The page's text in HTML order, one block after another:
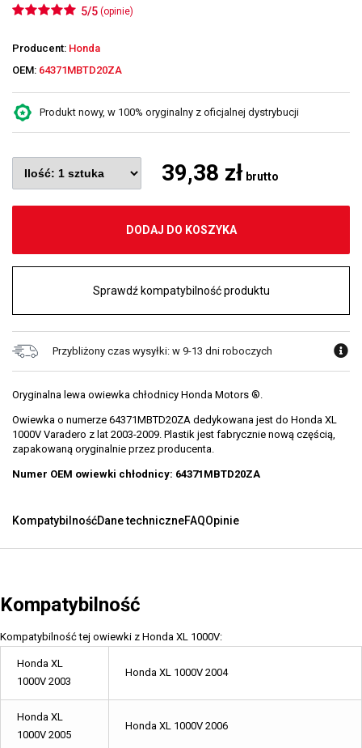
5/5 (opinie)
Producent: Honda
OEM: 64371MBTD20ZA
Produkt nowy, w 100% oryginalny z oficjalnej dystrybucji
39,38 zł brutto
DODAJ DO KOSZYKA
Sprawdź kompatybilność produktu
Przybliżony czas wysyłki: w 9-13 dni roboczych
Oryginalna lewa owiewka chłodnicy Honda Motors ®.
Owiewka o numerze 64371MBTD20ZA dedykowana jest do Honda XL
1000V Varadero z lat 2003-2009. Plastik jest fabrycznie nową częścią,
zapakowaną oryginalnie przez producenta.
Numer OEM owiewki chłodnicy: 64371MBTD20ZA
KompatybilnośćDane techniczneFAQOpinie
Kompatybilność
Kompatybilność tej owiewki z Honda XL 1000V:
Honda XL
1000V 2003
Honda XL 1000V 2004
Honda XL
1000V 2005
Honda XL 1000V 2006